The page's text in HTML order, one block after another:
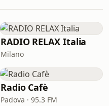
RADIO RELAX Italia
Milano
Radio Cafè
Padova · 95.3 FM